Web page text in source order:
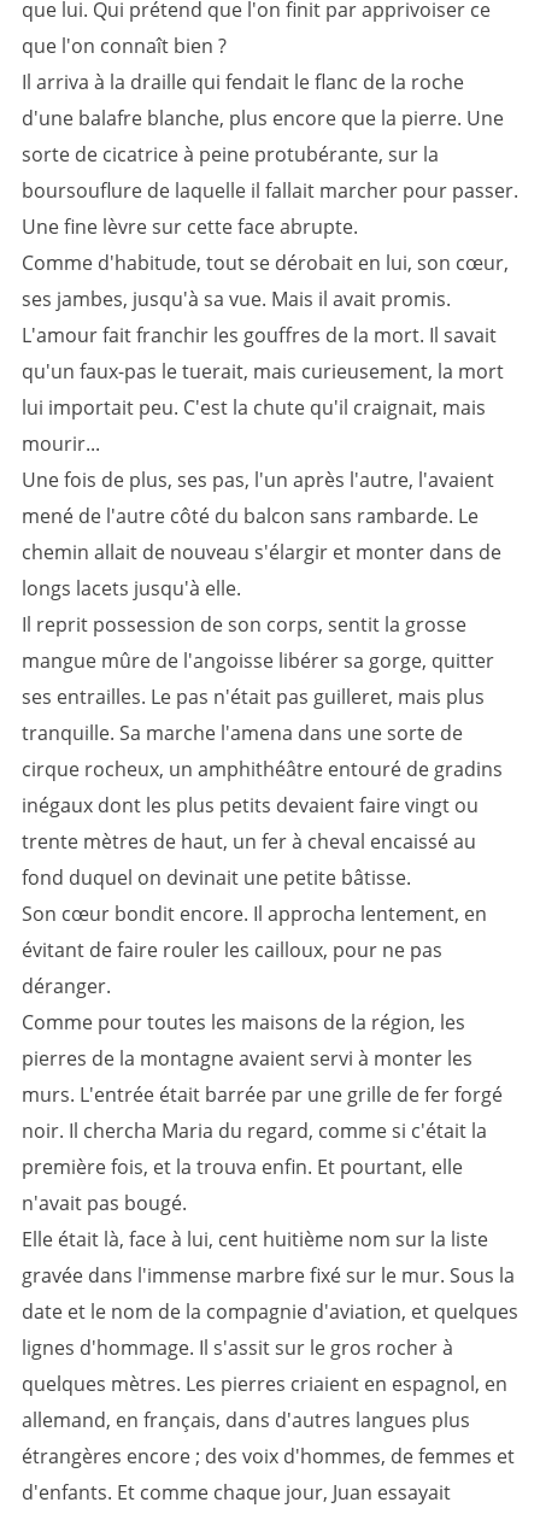
que lui. Qui prétend que l'on finit par apprivoiser ce
que l'on connaît bien ?
Il arriva à la draille qui fendait le flanc de la roche
d'une balafre blanche, plus encore que la pierre. Une
sorte de cicatrice à peine protubérante, sur la
boursouflure de laquelle il fallait marcher pour passer.
Une fine lèvre sur cette face abrupte.
Comme d'habitude, tout se dérobait en lui, son cœur,
ses jambes, jusqu'à sa vue. Mais il avait promis.
L'amour fait franchir les gouffres de la mort. Il savait
qu'un faux-pas le tuerait, mais curieusement, la mort
lui importait peu. C'est la chute qu'il craignait, mais
mourir...
Une fois de plus, ses pas, l'un après l'autre, l'avaient
mené de l'autre côté du balcon sans rambarde. Le
chemin allait de nouveau s'élargir et monter dans de
longs lacets jusqu'à elle.
Il reprit possession de son corps, sentit la grosse
mangue mûre de l'angoisse libérer sa gorge, quitter
ses entrailles. Le pas n'était pas guilleret, mais plus
tranquille. Sa marche l'amena dans une sorte de
cirque rocheux, un amphithéâtre entouré de gradins
inégaux dont les plus petits devaient faire vingt ou
trente mètres de haut, un fer à cheval encaissé au
fond duquel on devinait une petite bâtisse.
Son cœur bondit encore. Il approcha lentement, en
évitant de faire rouler les cailloux, pour ne pas
déranger.
Comme pour toutes les maisons de la région, les
pierres de la montagne avaient servi à monter les
murs. L'entrée était barrée par une grille de fer forgé
noir. Il chercha Maria du regard, comme si c'était la
première fois, et la trouva enfin. Et pourtant, elle
n'avait pas bougé.
Elle était là, face à lui, cent huitième nom sur la liste
gravée dans l'immense marbre fixé sur le mur. Sous la
date et le nom de la compagnie d'aviation, et quelques
lignes d'hommage. Il s'assit sur le gros rocher à
quelques mètres. Les pierres criaient en espagnol, en
allemand, en français, dans d'autres langues plus
étrangères encore ; des voix d'hommes, de femmes et
d'enfants. Et comme chaque jour, Juan essayait